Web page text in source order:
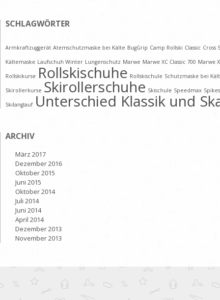
SCHLAGWÖRTER
Armkraftzuggerät Atemschutzmaske bei Kälte BugGrip Camp Rollski Classic Cross
Kältemaske Laufschuh Winter Lungenschutz Marwe Marwe XC Classic 700 Marwe
Rollskikurse Rollskischuhe Rollskischule Schutzmaske bei
Skirollerkurse Skirollerschuhe Skischule Speedmax Spikes
Skilanglauf Unterschied Klassik und
ARCHIV
März 2017
Dezember 2016
Oktober 2015
Juni 2015
Oktober 2014
Juli 2014
Juni 2014
April 2014
Dezember 2013
November 2013